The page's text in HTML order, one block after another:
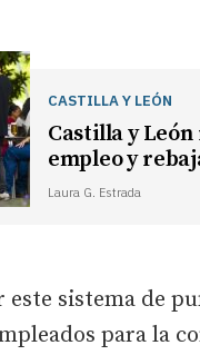
CASTILLA Y LEÓN
Castilla y
empleo y
Laura G. Estrada
este sistema de
para la